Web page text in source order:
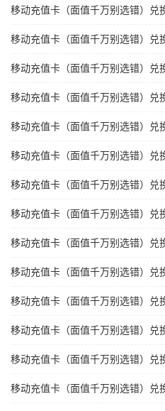
移动充值卡（面值千万别选错）兑
移动充值卡（面值千万别选错）兑
移动充值卡（面值千万别选错）兑
移动充值卡（面值千万别选错）兑
移动充值卡（面值千万别选错）兑
移动充值卡（面值千万别选错）兑
移动充值卡（面值千万别选错）兑
移动充值卡（面值千万别选错）兑
移动充值卡（面值千万别选错）兑
移动充值卡（面值千万别选错）兑
移动充值卡（面值千万别选错）兑
移动充值卡（面值千万别选错）兑
移动充值卡（面值千万别选错）兑
移动充值卡（面值千万别选错）兑